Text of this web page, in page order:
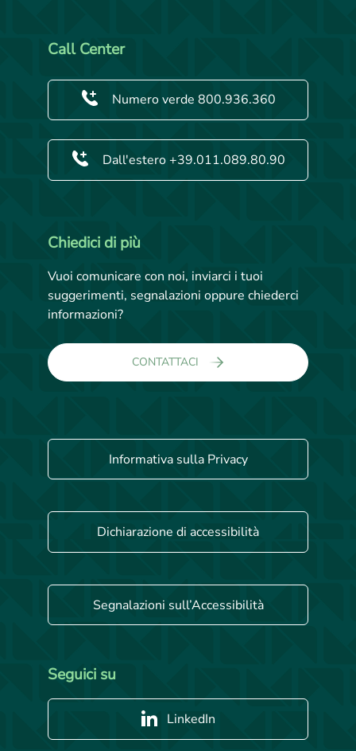
Call Center
Numero verde 800.936.360
Dall'estero +39.011.089.80.90
Chiedici di più
Vuoi comunicare con noi, inviarci i tuoi
suggerimenti, segnalazioni oppure chiederci
informazioni?
CONTATTACI
Informativa sulla Privacy
Dichiarazione di accessibilità
Segnalazioni sull’Accessibilità
Seguici su
LinkedIn